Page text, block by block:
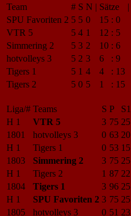
Team
# S N | Sätze |
SPU Favoriten 2 5 5 0 15 : 0
VTR 5
5 4 1 12 : 5
Simmering 2
5 3 2 10 : 6
hotvolleys 3
5 2 3 6 : 9
Tigers 1
5 1 4 4 : 13
Tigers 2
5 0 5 1 : 15
Liga/# Teams S P S1
H 1
VTR 5 3 75 25
1801
hotvolleys 3 0 63 20
H 1
Tigers 1 0 53 15
1803
Simmering 2 3 75 25
H 1
Tigers 2 1 87 22
1804
Tigers 1 3 96 25
H 1
SPU Favoriten 2 3 75 25
1805
hotvolleys 3 0 51 23